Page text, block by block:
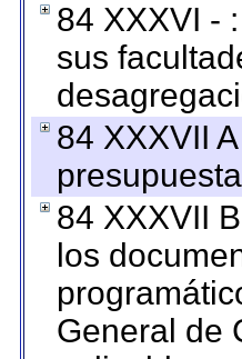
84 XXXVI -
sus
84 XXXVII
84 XXXVII
los
General de